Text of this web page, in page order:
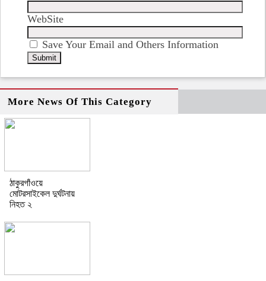
WebSite
Save Your Email and Others Information
More News Of This Category
ঠাকুরগাঁওয়ে
মোটরসাইকেল দুর্ঘটনায়
নিহত ২